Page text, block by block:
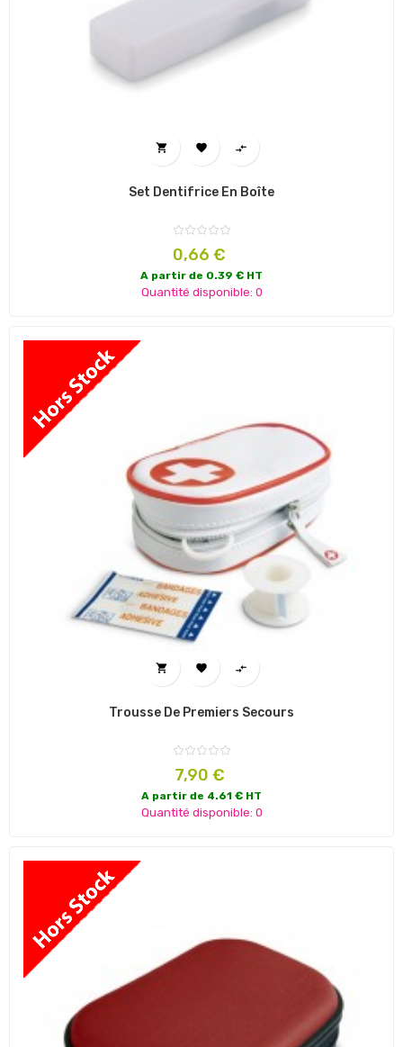
  
Set Dentifrice En Boîte
Prix
0,66 €
A partir de 0.39 € HT
Quantité disponible: 0
  
Trousse De Premiers Secours
Prix
7,90 €
A partir de 4.61 € HT
Quantité disponible: 0